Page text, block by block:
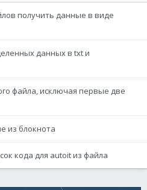
получить данные в виде
данных в txt и
файла, исключая первые две
из блокнота
кода для autoit из файла